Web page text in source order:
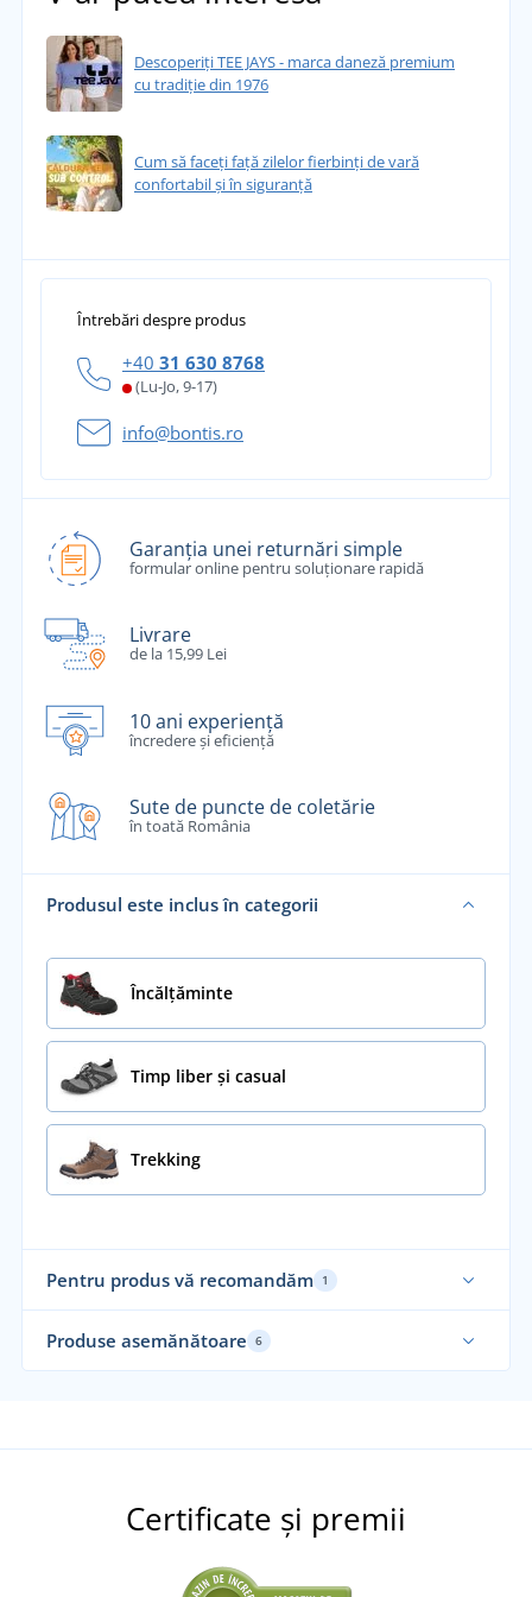
Descoperiți TEE JAYS - marca daneză premium
cu tradiție din 1976
Cum să faceți față zilelor fierbinți de vară
confortabil și în siguranță
Întrebări despre produs
+40 31 630 8768
(Lu-Jo, 9-17)
info@bontis.ro
Garanția unei returnări simple
formular online pentru soluționare rapidă
Livrare
de la 15,99 Lei
10 ani experiență
încredere și eficiență
Sute de puncte de coletărie
în toată România
Produsul este inclus în categorii
Încălţăminte
Timp liber și casual
Trekking
Pentru produs vă recomandăm 1
Produse asemănătoare 6
Certificate și premii